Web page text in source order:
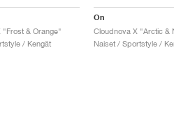
"Frost & Orange"
/ Kengät
On
Cloudnova X "Arctic &
Naiset / Sportstyle /